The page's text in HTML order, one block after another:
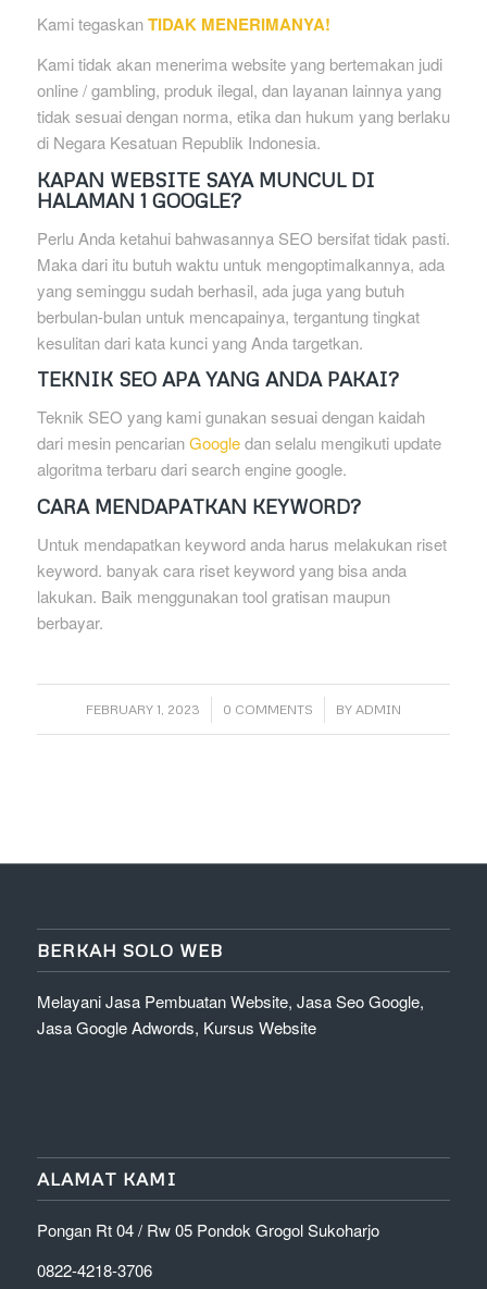
Kami tegaskanTIDAK MENERIMANYA!
Kami tidak akan menerima website yang bertemakan judi
online / gambling, produk ilegal, dan layanan lainnya yang
tidak sesuai dengan norma, etika dan hukum yang berlaku
di Negara Kesatuan Republik Indonesia.
KAPAN WEBSITE SAYA MUNCUL DI
HALAMAN 1 GOOGLE?
Perlu Anda ketahui bahwasannya SEO bersifat tidak pasti.
Maka dari itu butuh waktu untuk mengoptimalkannya, ada
yang seminggu sudah berhasil, ada juga yang butuh
berbulan-bulan untuk mencapainya, tergantung tingkat
kesulitan dari kata kunci yang Anda targetkan.
TEKNIK SEO APA YANG ANDA PAKAI?
Teknik SEO yang kami gunakan sesuai dengan kaidah
dari mesin pencarianGoogledan selalu mengikuti update
algoritma terbaru dari search engine google.
CARA MENDAPATKAN KEYWORD?
Untuk mendapatkan keyword anda harus melakukan riset
keyword. banyak cara riset keyword yang bisa anda
lakukan. Baik menggunakan tool gratisan maupun
berbayar.
FEBRUARY 1, 2023
/ 0 COMMENTS
/ BY ADMIN
BERKAH SOLO WEB
Melayani Jasa Pembuatan Website, Jasa Seo Google,
Jasa Google Adwords, Kursus Website
ALAMAT KAMI
Pongan Rt 04 / Rw 05 Pondok Grogol Sukoharjo
0822-4218-3706